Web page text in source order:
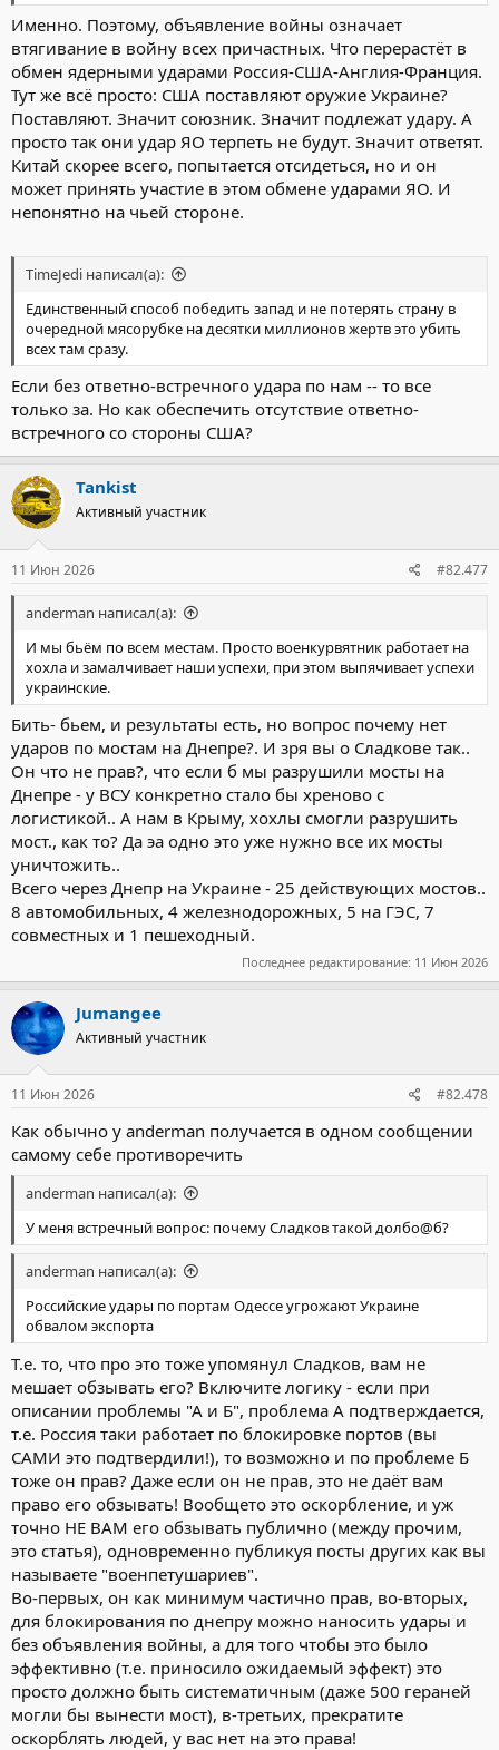
Именно. Поэтому, объявление войны означает
втягивание в войну всех причастных. Что перерастёт в
обмен ядерными ударами Россия-США-Англия-Франция.
Тут же всё просто: США поставляют оружие Украине?
Поставляют. Значит союзник. Значит подлежат удару. А
просто так они удар ЯО терпеть не будут. Значит ответят.
Китай скорее всего, попытается отсидеться, но и он
может принять участие в этом обмене ударами ЯО. И
непонятно на чьей стороне.
TimeJedi написал(а):
Единственный способ победить запад и не потерять страну в
очередной мясорубке на десятки миллионов жертв это убить
всех там сразу.
Если без ответно-встречного удара по нам -- то все
только за. Но как обеспечить отсутствие ответно-
встречного со стороны США?
Tankist
Активный участник
11 Июн 2026 #82.477
anderman написал(а):
И мы бьём по всем местам. Просто военкурвятник работает на
хохла и замалчивает наши успехи, при этом выпячивает успехи
украинские.
Бить- бьем, и результаты есть, но вопрос почему нет
ударов по мостам на Днепре?. И зря вы о Сладкове так..
Он что не прав?, что если б мы разрушили мосты на
Днепре - у ВСУ конкретно стало бы хреново с
логистикой.. А нам в Крыму, хохлы смогли разрушить
мост., как то? Да эа одно это уже нужно все их мосты
уничтожить..
Всего через Днепр на Украине - 25 действующих мостов..
8 автомобильных, 4 железнодорожных, 5 на ГЭС, 7
совместных и 1 пешеходный.
Последнее редактирование: 11 Июн 2026
Jumangee
Активный участник
11 Июн 2026 #82.478
Как обычно у anderman получается в одном сообщении
самому себе противоречить
anderman написал(а):
У меня встречный вопрос: почему Сладков такой долбо@б?
anderman написал(а):
Российские удары по портам Одессе угрожают Украине
обвалом экспорта
Т.е. то, что про это тоже упомянул Сладков, вам не
мешает обзывать его? Включите логику - если при
описании проблемы "А и Б", проблема А подтверждается,
т.е. Россия таки работает по блокировке портов (вы
САМИ это подтвердили!), то возможно и по проблеме Б
тоже он прав? Даже если он не прав, это не даёт вам
право его обзывать! Вообщето это оскорбление, и уж
точно НЕ ВАМ его обзывать публично (между прочим,
это статья), одновременно публикуя посты других как вы
называете "военпетушариев".
Во-первых, он как минимум частично прав, во-вторых,
для блокирования по днепру можно наносить удары и
без объявления войны, а для того чтобы это было
эффективно (т.е. приносило ожидаемый эффект) это
просто должно быть систематичным (даже 500 гераней
могли бы вынести мост), в-третьих, прекратите
оскорблять людей, у вас нет на это права!